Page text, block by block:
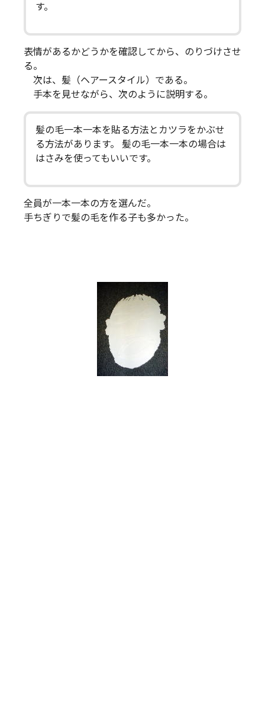
す。
表情があるかどうかを確認してから、のりづけさせ
る。
次は、髪（ヘアースタイル）である。
手本を見せながら、次のように説明する。
髪の毛一本一本を貼る方法とカツラをかぶせ
る方法があります。 髪の毛一本一本の場合は
はさみを使ってもいいです。
全員が一本一本の方を選んだ。
手ちぎりで髪の毛を作る子も多かった。